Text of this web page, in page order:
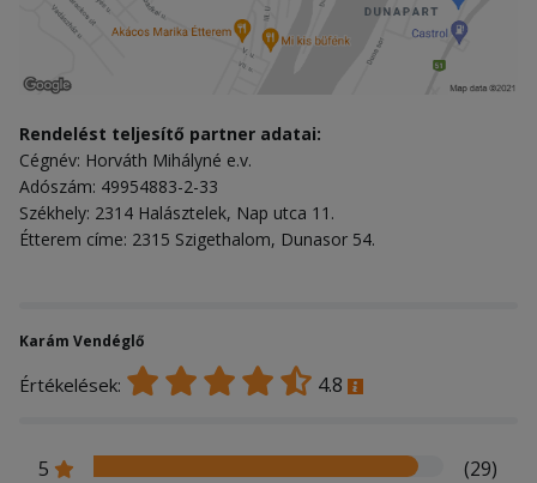
Rendelést teljesítő partner adatai:
Cégnév: Horváth Mihályné e.v.
Adószám: 49954883-2-33
Székhely: 2314 Halásztelek, Nap utca 11.
Étterem címe: 2315 Szigethalom, Dunasor 54.
Karám Vendéglő
Értékelések: 4.8
5
(29)